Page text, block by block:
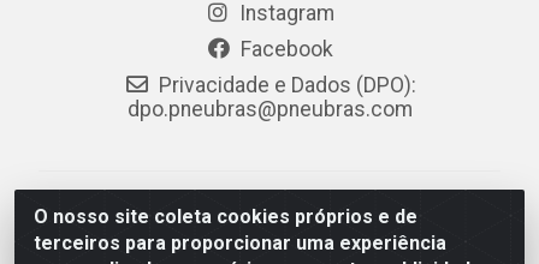
O nosso site coleta cookies próprios e de
terceiros para proporcionar uma experiência
Instagram
Facebook
Privacidade e Dados (DPO):
dpo.pneubras@pneubras.com
PneuBras - Rodovia BR-101, KM 82 - Prazeres,
Jaboatão dos Guararapes/PE - CEP 54.335-000 - CNPJ
08.678.386/0001-05 - Pneubras Comércio de Pneus